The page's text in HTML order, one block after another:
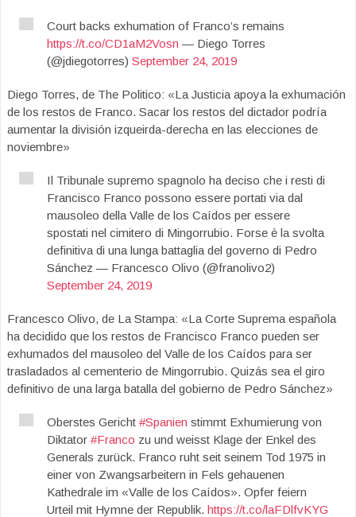
Court backs exhumation of Franco’s remains
https://t.co/CD1aM2Vosn — Diego Torres
(@jdiegotorres) September 24, 2019
Diego Torres, de The Politico: «La Justicia apoya la exhumación
de los restos de Franco. Sacar los restos del dictador podría
aumentar la división izqueirda-derecha en las elecciones de
noviembre»
Il Tribunale supremo spagnolo ha deciso che i resti di
Francisco Franco possono essere portati via dal
mausoleo della Valle de los Caídos per essere
spostati nel cimitero di Mingorrubio. Forse è la svolta
definitiva di una lunga battaglia del governo di Pedro
Sánchez — Francesco Olivo (@franolivo2)
September 24, 2019
Francesco Olivo, de La Stampa: «La Corte Suprema española
ha decidido que los restos de Francisco Franco pueden ser
exhumados del mausoleo del Valle de los Caídos para ser
trasladados al cementerio de Mingorrubio. Quizás sea el giro
definitivo de una larga batalla del gobierno de Pedro Sánchez»
Oberstes Gericht #Spanien stimmt Exhumierung von
Diktator #Franco zu und weisst Klage der Enkel des
Generals zurück. Franco ruht seit seinem Tod 1975 in
einer von Zwangsarbeitern in Fels gehauenen
Kathedrale im «Valle de los Caídos». Opfer feiern
Urteil mit Hymne der Republik. https://t.co/laFDlfvKYG